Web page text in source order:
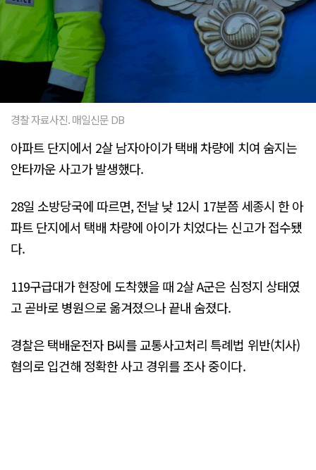
경찰 자료사진. 매일신문 DB
아파트 단지에서 2살 남자아이가 택배 차량에 치여 숨지는
안타까운 사고가 발생했다.
28일 소방당국에 따르면, 전날 낮 12시 17분쯤 세종시 한 아
파트 단지에서 택배 차량에 아이가 치었다는 신고가 접수됐
다.
119구급대가 현장에 도착했을 때 2살 A군은 심정지 상태였
고 곧바로 병원으로 옮겨졌으나 끝내 숨졌다.
경찰은 택배운전자 B씨를 교통사고처리 특례법 위반(치사)
혐의로 입건해 정확한 사고 경위를 조사 중이다.